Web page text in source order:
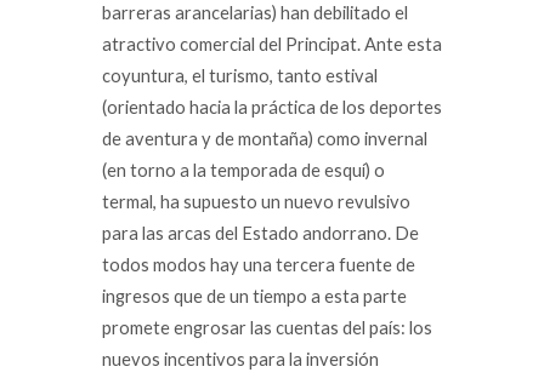
barreras arancelarias) han debilitado el
atractivo comercial del Principat. Ante esta
coyuntura, el turismo, tanto estival
(orientado hacia la práctica de los deportes
de aventura y de montaña) como invernal
(en torno a la temporada de esquí) o
termal, ha supuesto un nuevo revulsivo
para las arcas del Estado andorrano. De
todos modos hay una tercera fuente de
ingresos que de un tiempo a esta parte
promete engrosar las cuentas del país: los
nuevos incentivos para la inversión